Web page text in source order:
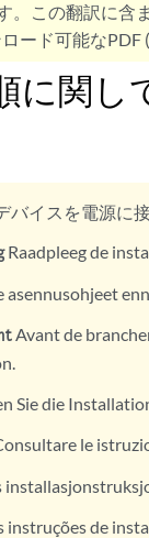
。この翻訳に含
ード可能なPDF
に関し
バイスを電源に
Raadpleeg de
asennusohjeet
Avant de
Sie die
le
instruções de